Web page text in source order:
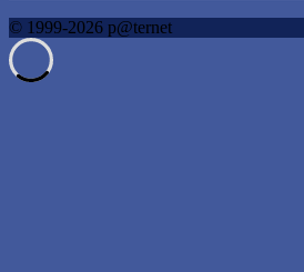
© 1999-2026 p@ternet